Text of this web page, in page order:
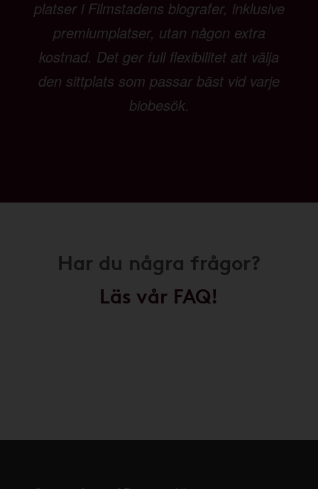
platser i Filmstadens biografer, inklusive
premiumplatser, utan någon extra
kostnad. Det ger full flexibilitet att välja
den sittplats som passar bäst vid varje
biobesök.
Har du några frågor?
Läs vår FAQ!